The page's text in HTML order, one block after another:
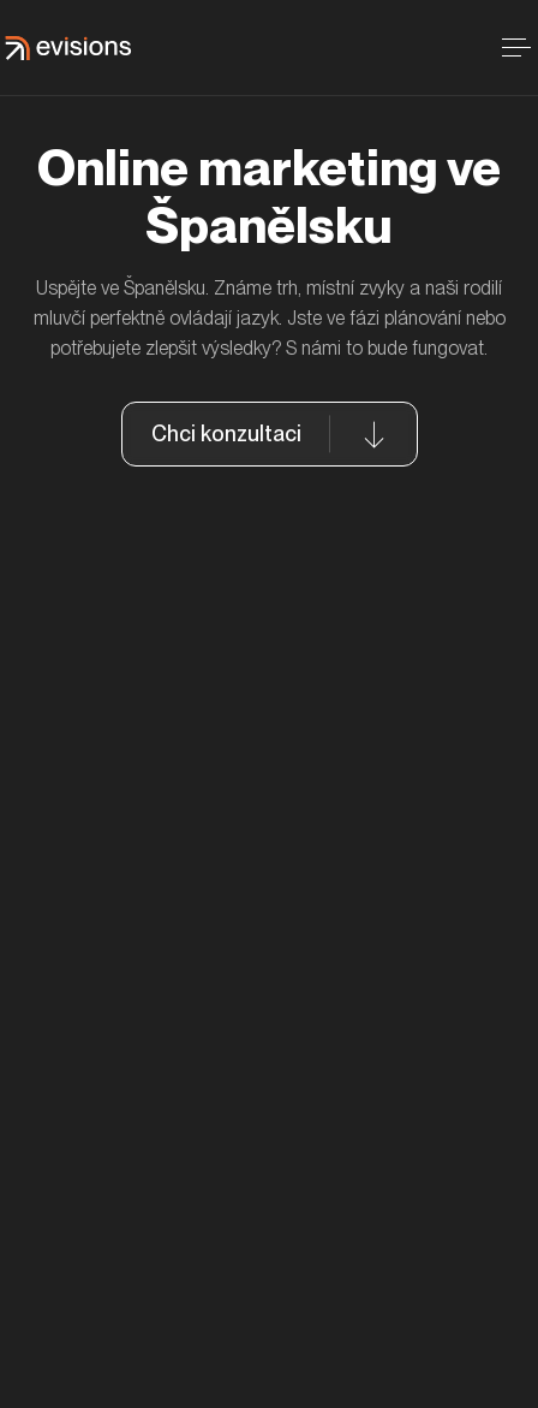
Online marketing ve
Španělsku
Uspějte ve Španělsku. Známe trh, místní zvyky a naši rodilí
mluvčí perfektně ovládají jazyk. Jste ve fázi plánování nebo
potřebujete zlepšit výsledky? S námi to bude fungovat.
Chci konzultaci